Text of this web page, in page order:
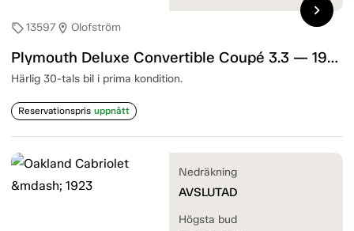
sell13597location_on Olofström
Plymouth Deluxe Convertible Coupé 3.3 — 1934
Härlig 30-tals bil i prima kondition.
Reservationspris uppnått
chevron_right
Nedräkning
AVSLUTAD
Högsta bud